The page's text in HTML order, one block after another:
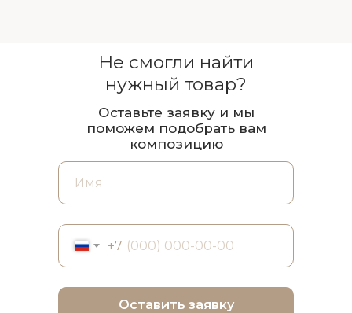
+7
Оставить заявку
Не смогли найти
нужный товар?
Оставьте заявку и мы
поможем подобрать вам
композицию